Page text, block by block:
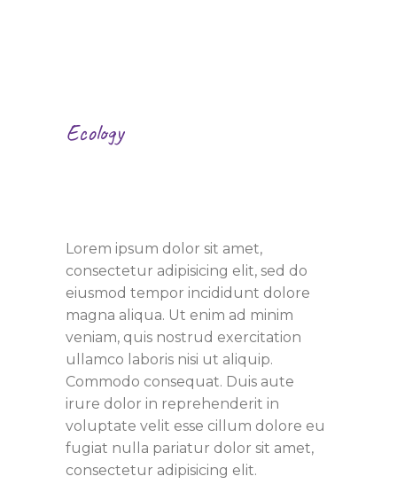
Ecology
Lorem ipsum dolor sit amet,
consectetur adipisicing elit, sed do
eiusmod tempor incididunt dolore
magna aliqua. Ut enim ad minim
veniam, quis nostrud exercitation
ullamco laboris nisi ut aliquip.
Commodo consequat. Duis aute
irure dolor in reprehenderit in
voluptate velit esse cillum dolore eu
fugiat nulla pariatur dolor sit amet,
consectetur adipisicing elit.